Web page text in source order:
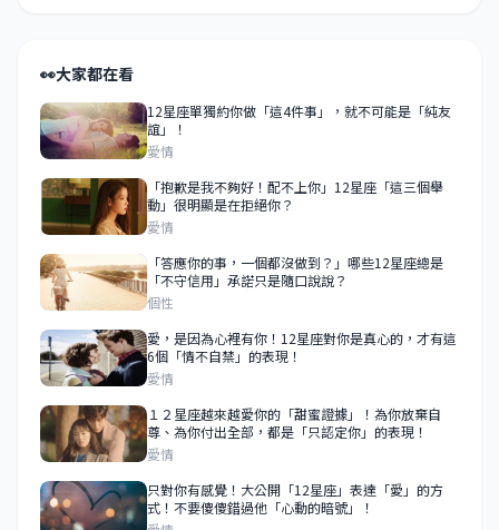
👀大家都在看
12星座單獨約你做「這4件事」，就不可能是「純友
誼」！
愛情
「抱歉是我不夠好！配不上你」12星座「這三個舉
動」很明顯是在拒絕你？
愛情
「答應你的事，一個都沒做到？」哪些12星座總是
「不守信用」承諾只是隨口說說？
個性
愛，是因為心裡有你！12星座對你是真心的，才有這
6個「情不自禁」的表現！
愛情
１２星座越來越愛你的「甜蜜證據」！為你放棄自
尊、為你付出全部，都是「只認定你」的表現！
愛情
只對你有感覺！大公開「12星座」表達「愛」的方
式！不要傻傻錯過他「心動的暗號」！